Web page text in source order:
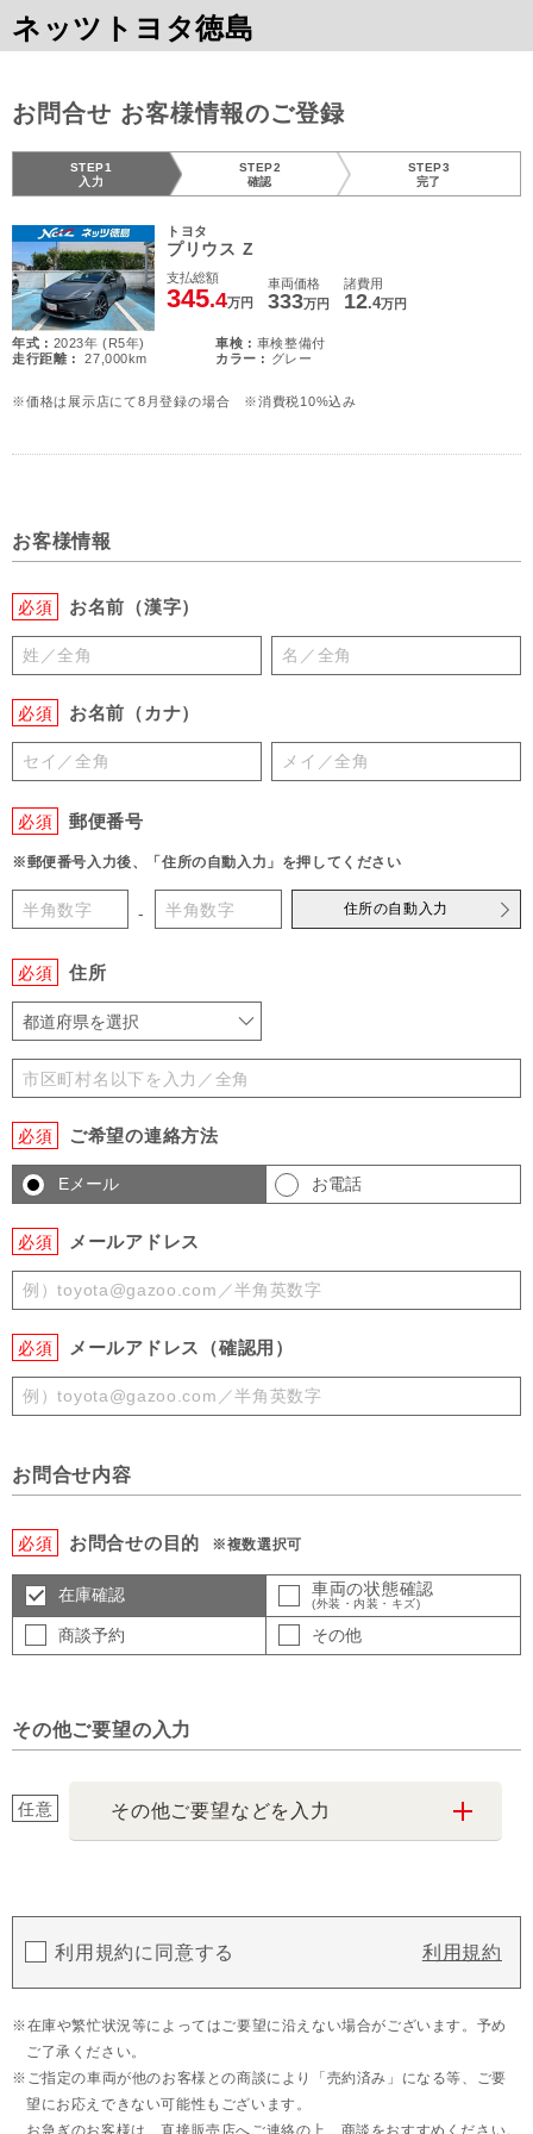
ネッツトヨタ徳島
お問合せ お客様情報のご登録
STEP1
入力
STEP2
確認
STEP3
完了
トヨタ
プリウス Z
支払総額
345.4万円
車両価格
333万円
諸費用
12.4万円
年式 : 2023年 (R5年) 車検 : 車検整備付
走行距離 :
27,000km カラー : グレー
※価格は展示店にて8月登録の場合 ※消費税10%込み
お客様情報
必須 お名前（漢字）
必須 お名前（カナ）
必須 郵便番号
※郵便番号入力後、「住所の自動入力」を押してください
- 住所の自動入力
必須 住所
都道府県を選択
必須 ご希望の連絡方法
Eメール お電話
必須 メールアドレス
必須 メールアドレス（確認用）
お問合せ内容
必須 お問合せの目的 ※複数選択可
在庫確認 車両の状態確認
(外装・内装・キズ)
商談予約 その他
その他ご要望の入力
任意 その他ご要望などを入力
利用規約に同意する 利用規約
在庫や繁忙状況等によってはご要望に沿えない場合がございます。予め
ご了承ください。
ご指定の車両が他のお客様との商談により「売約済み」になる等、ご要
望にお応えできない可能性もございます。
お急ぎのお客様は、直接販売店へご連絡の上、商談をおすすめください。